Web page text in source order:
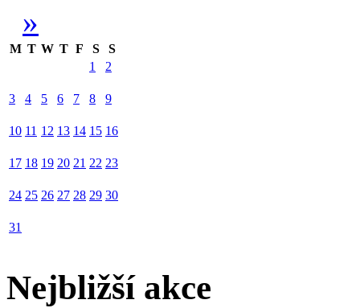
»
M T W T F S
S
1
2
3 4 5 6 7 8 9
10 11 12 13 14 15 16
17 18 19 20 21 22 23
24 25 26 27 28 29 30
31
Nejbližší akce